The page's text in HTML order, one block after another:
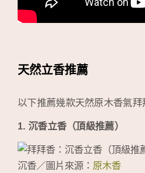
天然立香推薦
以下推薦幾款天然原木香氣
1. 沉香立香（頂級推薦）
沉香／圖片來源： 原木香